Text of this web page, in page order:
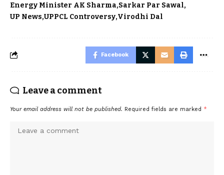
Energy Minister AK Sharma Sarkar Par Sawal
UP News UPPCL Controversy Virodhi Dal
Facebook
Leave a comment
Your email address will not be published. Required fields are marked *